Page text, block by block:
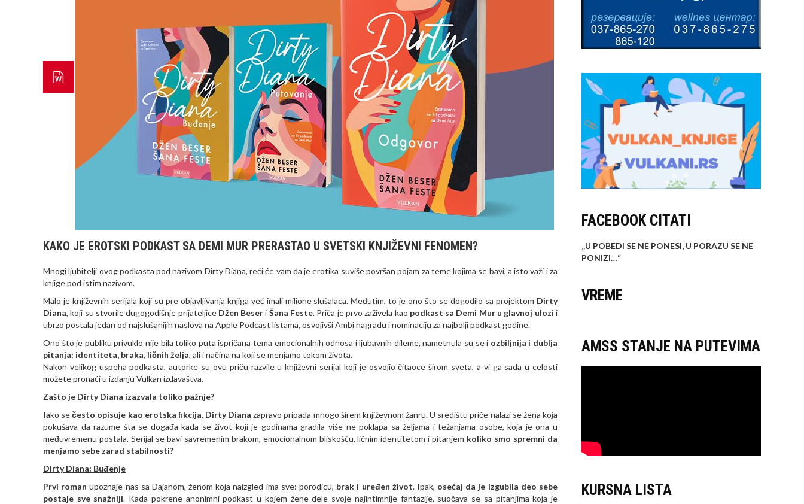
KAKO JE EROTSKI PODKAST SA DEMI MUR PRERASTAO U SVETSKI KNJIŽEVNI FENOMEN?
Mnogi ljubitelji ovog podkasta pod nazivom Dirty Diana, reći će vam da je erotika suviše površan pojam za teme kojima se bavi, a isto važi i za
knjige pod istim nazivom.
Malo je književnih serijala koji su pre objavljivanja knjiga već imali milione slušalaca. Međutim, to je ono što se dogodilo sa projektom Dirty
Diana, koji su stvorile dugogodišnje prijateljice Džen Beseri Šana Feste. Priča je prvo zaživela kao podkast sa Demi Mur u glavnoj ulozi i
ubrzo postala jedan od najslušanijih naslova na Apple Podcast listama, osvojivši Ambi nagradu i nominaciju za najbolji podkast godine.
Ono što je publiku privuklo nije bila toliko puta ispričana tema emocionalnih odnosa i ljubavnih dileme, nametnula su se i ozbiljnija i dublja
pitanja: identiteta, braka, ličnih želja, ali i načina na koji se menjamo tokom života.
Nakon velikog uspeha podkasta, autorke su ovu priču razvile u književni serijal koji je osvojio čitaoce širom sveta, a vi ga sada u celosti
možete pronaći u izdanju Vulkan izdavaštva.
Zašto je Dirty Diana izazvala toliko pažnje?
Iako sečesto opisuje kao erotska fikcija, Dirty Diana zapravo pripada mnogo širem književnom žanru. U središtu priče nalazi se žena koja
pokušava da razume šta se događa kada se život koji je godinama gradila više ne poklapa sa željama i težanjama osobe, koja je ona u
međuvremenu postala. Serijal se bavi savremenim brakom, emocionalnom bliskošću, ličnim identitetom i pitanjem koliko smo spremni da
menjamo sebe zarad stabilnosti?
Dirty Diana: Buđenje
Prvi roman upoznaje nas sa Dajanom, ženom koja naizgled ima sve: porodicu, brak i uređen život. Ipak, osećaj da je izgubila deo sebe
postaje sve snažniji. Kada pokrene anonimni podkast u kojem žene dele svoje najintimnije fantazije, suočava se sa pitanjima koja je
FACEBOOK CITATI
„U POBEDI SE NE PONESI, U PORAZU SE NE
PONIZI…“
VREME
AMSS STANJE NA PUTEVIMA
KURSNA LISTA